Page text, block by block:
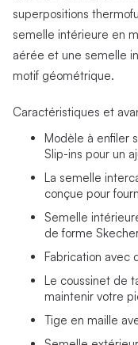
superpositions
semelle intérieure en
aérée et une semelle
motif géométrique.
Caractéristiques et
Modèle à enfiler
Slip-ins pour un
La semelle
conçue pour
Semelle
de forme
Fabrication avec
Le coussinet de
maintenir votre
Tige en maille